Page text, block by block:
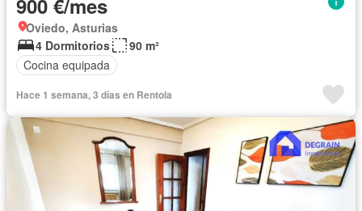
Oviedo, Asturias
4 Dormitorios
90 m²
Cocina equipada
Hace 1 semana, 3 días en Rentola